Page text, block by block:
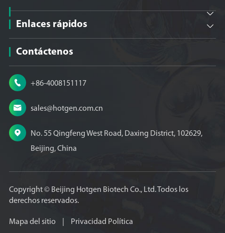

Enlaces rápidos 
Contáctenos
 +86-4008151117
 sales@hotgen.com.cn

No. 55 Qingfeng West Road, Daxing District, 102629,
Beijing, China
Copyright © Beijing Hotgen Biotech Co., Ltd.Todos los
derechos reservados.
Mapa del sitio Privacidad Política